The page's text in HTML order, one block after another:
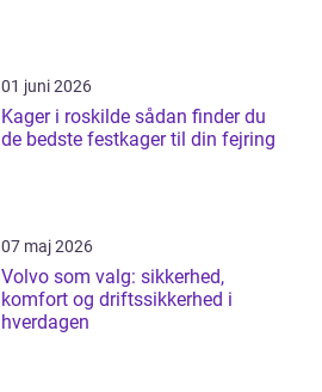
01 juni 2026
Kager i roskilde sådan finder du
de bedste festkager til din fejring
07 maj 2026
Volvo som valg: sikkerhed,
komfort og driftssikkerhed i
hverdagen